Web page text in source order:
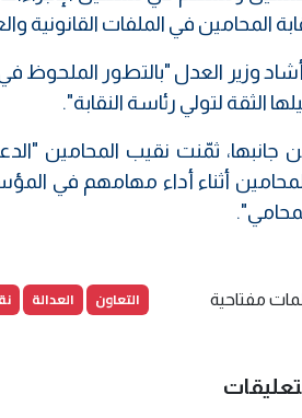
المحامين في الملفات القانونية
وزير العدل "بالتطور الملحوظ في
الثقة لتولي رئاسة النقابة".
جانبها، ثمّنت نقيب المحامين
أثناء أداء مهامهم في
مفتاحية التعاون العدالة